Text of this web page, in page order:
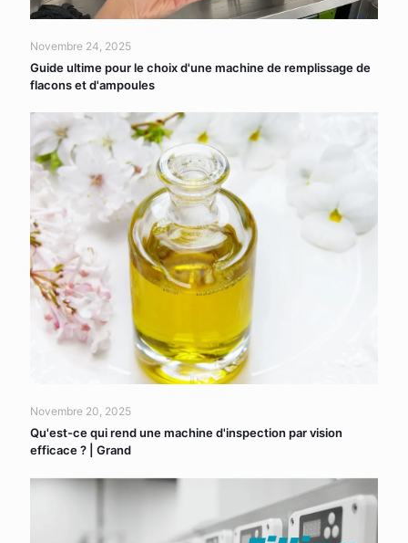
Novembre 24, 2025
Guide ultime pour le choix d'une machine de remplissage de
flacons et d'ampoules
Novembre 20, 2025
Qu'est-ce qui rend une machine d'inspection par vision
efficace ? | Grand